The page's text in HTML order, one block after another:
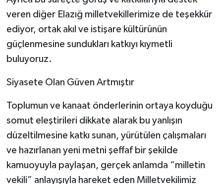
veren diğer Elazığ milletvekillerimize de teşekkür
ediyor, ortak akıl ve istişare kültürünün
güçlenmesine sundukları katkıyı kıymetli
buluyoruz.
Siyasete Olan Güven Artmıştır
Toplumun ve kanaat önderlerinin ortaya koyduğu
somut eleştirileri dikkate alarak bu yanlışın
düzeltilmesine katkı sunan, yürütülen çalışmaları
ve hazırlanan yeni metni şeffaf bir şekilde
kamuoyuyla paylaşan, gerçek anlamda “milletin
vekili” anlayışıyla hareket eden Milletvekilimiz